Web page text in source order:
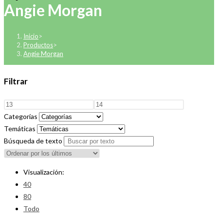
Angie Morgan
Inicio>
Productos>
Angie Morgan
Filtrar
Categorías
Temáticas
Búsqueda de texto
Visualización:
40
80
Todo